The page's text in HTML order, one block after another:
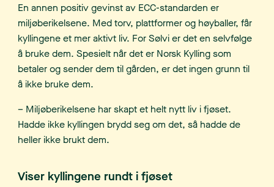
En annen positiv gevinst av ECC-standarden er
miljøberikelsene. Med torv, plattformer og høyballer, får
kyllingene et mer aktivt liv. For Sølvi er det en selvfølge
å bruke dem. Spesielt når det er Norsk Kylling som
betaler og sender dem til gården, er det ingen grunn til
å ikke bruke dem.
– Miljøberikelsene har skapt et helt nytt liv i fjøset.
Hadde ikke kyllingen brydd seg om det, så hadde de
heller ikke brukt dem.
Viser kyllingene rundt i fjøset